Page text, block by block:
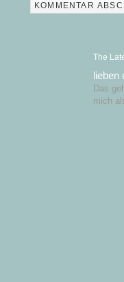
The
lieben
Das
mich